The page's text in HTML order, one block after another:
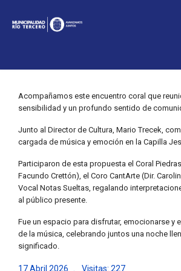
Acompañamos este encuentro coral que
sensibilidad y un profundo sentido de
Junto al Director de Cultura, Mario Trecek,
cargada de música y emoción en la Capilla
Participaron de esta propuesta el Coral
Facundo Crettón), el Coro CantArte (Dir.
Vocal Notas Sueltas, regalando
al público presente.
Fue un espacio para disfrutar, emocionarse y
de la música, celebrando juntos una noche
significado.
17 Abril 2026 Visitas: 227